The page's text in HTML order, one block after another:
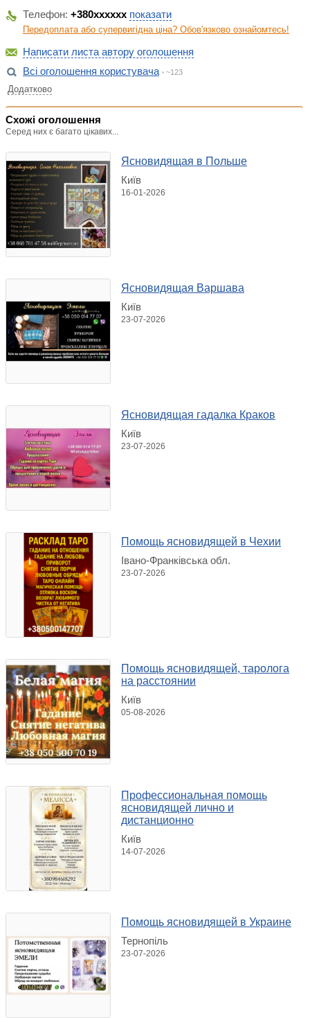
Телефон: +380xxxxxx показати
Передоплата або супервигідна ціна? Обов'язково ознайомтесь!
Написати листа автору оголошення
Всі оголошення користувача
~123
Додатково
Схожі оголошення
Серед них є багато цікавих...
Ясновидящая в Польше
Київ
16-01-2026
Ясновидящая Варшава
Київ
23-07-2026
Ясновидящая гадалка Краков
Київ
23-07-2026
Помощь ясновидящей в Чехии
Івано-Франківська обл.
23-07-2026
Помощь ясновидящей, таролога
на расстоянии
Київ
05-08-2026
Профессиональная помощь
ясновидящей лично и
дистанционно
Київ
14-07-2026
Помощь ясновидящей в Украине
Тернопіль
23-07-2026